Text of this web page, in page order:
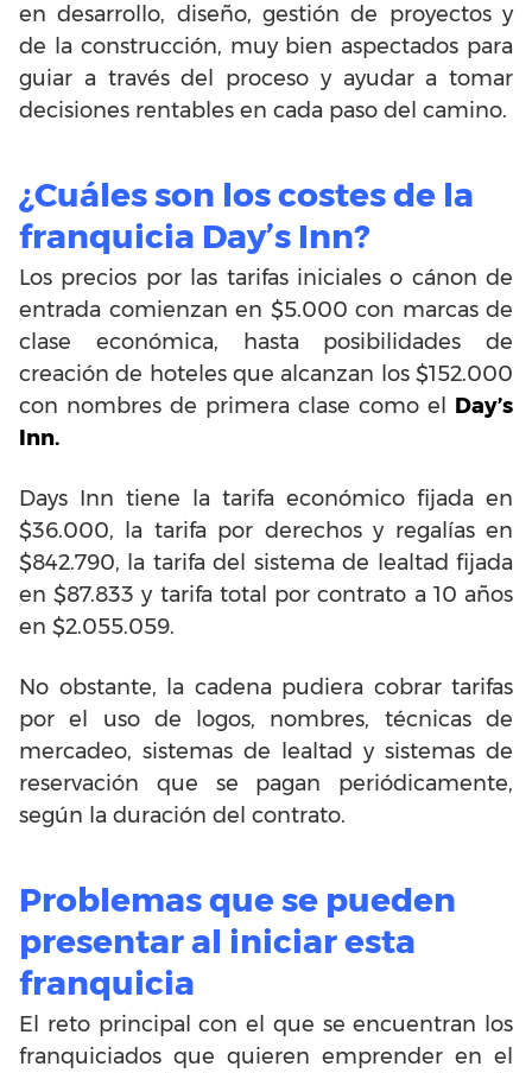
en desarrollo, diseño, gestión de proyectos y
de la construcción, muy bien aspectados para
guiar a través del proceso y ayudar a tomar
decisiones rentables en cada paso del camino.
¿Cuáles son los costes de la
franquicia Day’s Inn?
Los precios por las tarifas iniciales o cánon de
entrada comienzan en $5.000 con marcas de
clase económica, hasta posibilidades de
creación de hoteles que alcanzan los $152.000
con nombres de primera clase como el Day’s
Inn.
Days Inn tiene la tarifa económico fijada en
$36.000, la tarifa por derechos y regalías en
$842.790, la tarifa del sistema de lealtad fijada
en $87.833 y tarifa total por contrato a 10 años
en $2.055.059.
No obstante, la cadena pudiera cobrar tarifas
por el uso de logos, nombres, técnicas de
mercadeo, sistemas de lealtad y sistemas de
reservación que se pagan periódicamente,
según la duración del contrato.
Problemas que se pueden
presentar al iniciar esta
franquicia
El reto principal con el que se encuentran los
franquiciados que quieren emprender en el